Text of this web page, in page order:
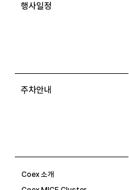
행사일정
주차안내
Coex 소개